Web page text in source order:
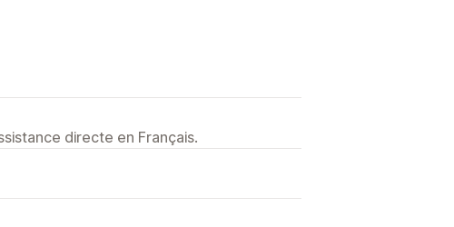
directe en Français.